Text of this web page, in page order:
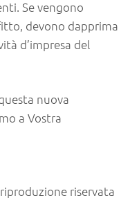
Se vengono
devono dapprima
d’impresa del
nuova
a Vostra
riservata